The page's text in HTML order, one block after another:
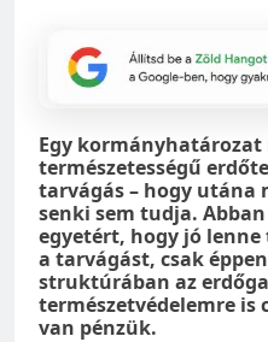
Egy
természetességű
tarvágás – hogy utána
senki sem tudja.
egyetért, hogy jó
a tarvágást, csak
struktúrában az
természetvédelemre is
van pénzük.